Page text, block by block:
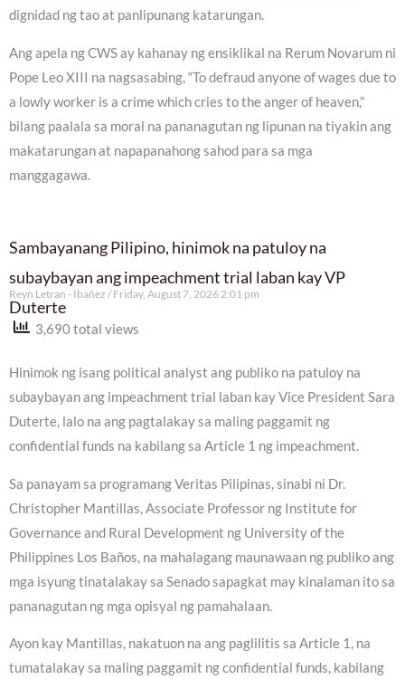
dignidad ng tao at panlipunang katarungan.
Ang apela ng CWS ay kahanay ng ensiklikal na Rerum Novarum ni
Pope Leo XIII na nagsasabing, “To defraud anyone of wages due to
a lowly worker is a crime which cries to the anger of heaven,”
bilang paalala sa moral na pananagutan ng lipunan na tiyakin ang
makatarungan at napapanahong sahod para sa mga
manggagawa.
Sambayanang Pilipino, hinimok na patuloy na
subaybayan ang impeachment trial laban kay VP
Duterte
Reyn Letran - Ibañez Friday, August 7, 2026 2:01 pm
3,690 total views
Hinimok ng isang political analyst ang publiko na patuloy na
subaybayan ang impeachment trial laban kay Vice President Sara
Duterte, lalo na ang pagtalakay sa maling paggamit ng
confidential funds na kabilang sa Article 1 ng impeachment.
Sa panayam sa programang Veritas Pilipinas, sinabi ni Dr.
Christopher Mantillas, Associate Professor ng Institute for
Governance and Rural Development ng University of the
Philippines Los Baños, na mahalagang maunawaan ng publiko ang
mga isyung tinatalakay sa Senado sapagkat may kinalaman ito sa
pananagutan ng mga opisyal ng pamahalaan.
Ayon kay Mantillas, nakatuon na ang paglilitis sa Article 1, na
tumatalakay sa maling paggamit ng confidential funds, kabilang